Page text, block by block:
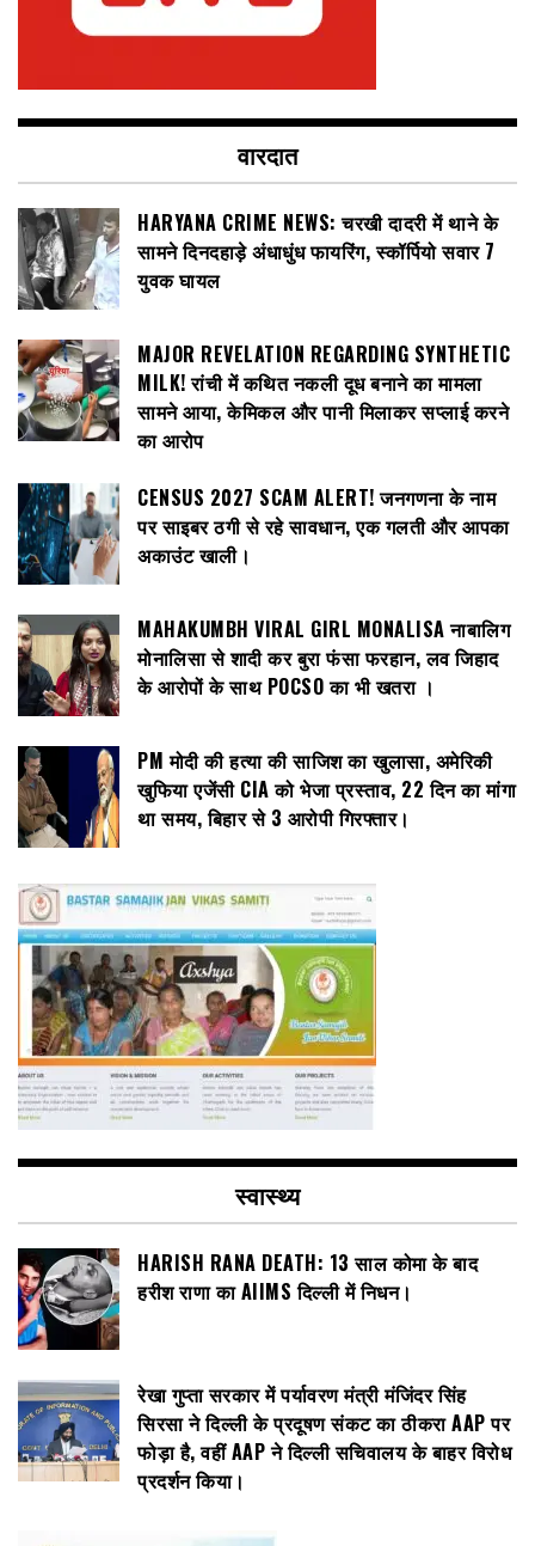
वारदात
HARYANA CRIME NEWS: चरखी दादरी में थाने के
सामने दिनदहाड़े अंधाधुंध फायरिंग, स्कॉर्पियो सवार 7
युवक घायल
MAJOR REVELATION REGARDING SYNTHETIC
MILK! रांची में कथित नकली दूध बनाने का मामला
सामने आया, केमिकल और पानी मिलाकर सप्लाई करने
का आरोप
CENSUS 2027 SCAM ALERT! जनगणना के नाम
पर साइबर ठगी से रहे सावधान, एक गलती और आपका
अकाउंट खाली।
MAHAKUMBH VIRAL GIRL MONALISA नाबालिग
मोनालिसा से शादी कर बुरा फंसा फरहान, लव जिहाद
के आरोपों के साथ POCSO का भी खतरा ।
PM मोदी की हत्या की साजिश का खुलासा, अमेरिकी
खुफिया एजेंसी CIA को भेजा प्रस्ताव, 22 दिन का मांगा
था समय, बिहार से 3 आरोपी गिरफ्तार।
स्वास्थ्य
HARISH RANA DEATH: 13 साल कोमा के बाद
हरीश राणा का AIIMS दिल्ली में निधन।
रेखा गुप्ता सरकार में पर्यावरण मंत्री मंजिंदर सिंह
सिरसा ने दिल्ली के प्रदूषण संकट का ठीकरा AAP पर
फोड़ा है, वहीं AAP ने दिल्ली सचिवालय के बाहर विरोध
प्रदर्शन किया।